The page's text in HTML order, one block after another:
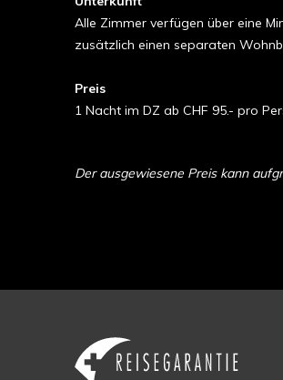
Alle Zimmer verfügen über eine
zusätzlich einen separaten
Preis
1 Nacht im DZ ab CHF 95.- pro
Der ausgewiesene Preis kann